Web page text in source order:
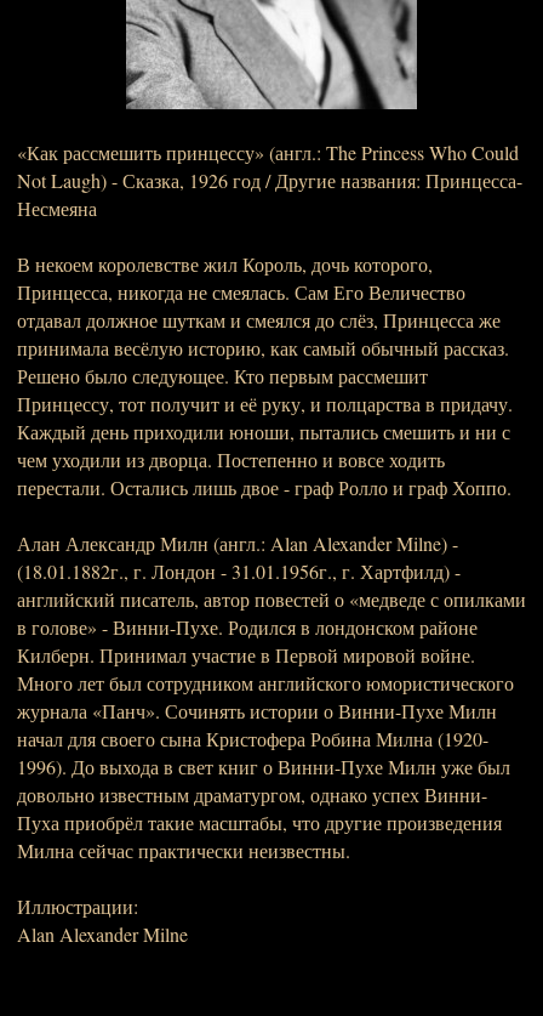
«Как рассмешить принцессу» (англ.: The Princess Who Could
Not Laugh) - Сказка, 1926 год / Другие названия: Принцесса-
Несмеяна
В некоем королевстве жил Король, дочь которого,
Принцесса, никогда не смеялась. Сам Его Величество
отдавал должное шуткам и смеялся до слёз, Принцесса же
принимала весёлую историю, как самый обычный рассказ.
Решено было следующее. Кто первым рассмешит
Принцессу, тот получит и её руку, и полцарства в придачу.
Каждый день приходили юноши, пытались смешить и ни с
чем уходили из дворца. Постепенно и вовсе ходить
перестали. Остались лишь двое - граф Ролло и граф Хоппо.
Алан Александр Милн (англ.: Alan Alexander Milne) -
(18.01.1882г., г. Лондон - 31.01.1956г., г. Хартфилд) -
английский писатель, автор повестей о «медведе с опилками
в голове» - Винни-Пухе. Родился в лондонском районе
Килберн. Принимал участие в Первой мировой войне.
Много лет был сотрудником английского юмористического
журнала «Панч». Сочинять истории о Винни-Пухе Милн
начал для своего сына Кристофера Робина Милна (1920-
1996). До выхода в свет книг о Винни-Пухе Милн уже был
довольно известным драматургом, однако успех Винни-
Пуха приобрёл такие масштабы, что другие произведения
Милна сейчас практически неизвестны.
Иллюстрации:
Alan Alexander Milne